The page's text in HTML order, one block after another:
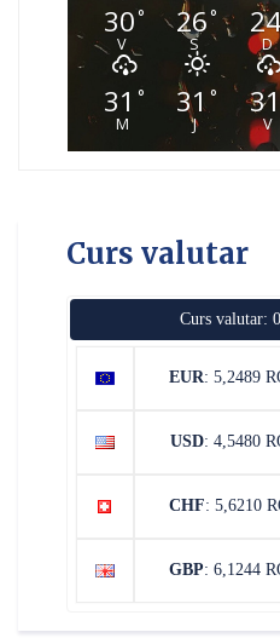
30°
V
26°
S
24
D
31 °
M
31°
J
31
V
Curs valutar
Curs valutar:
EUR: 5,2489
USD: 4,5480
CHF: 5,6210
GBP: 6,1244